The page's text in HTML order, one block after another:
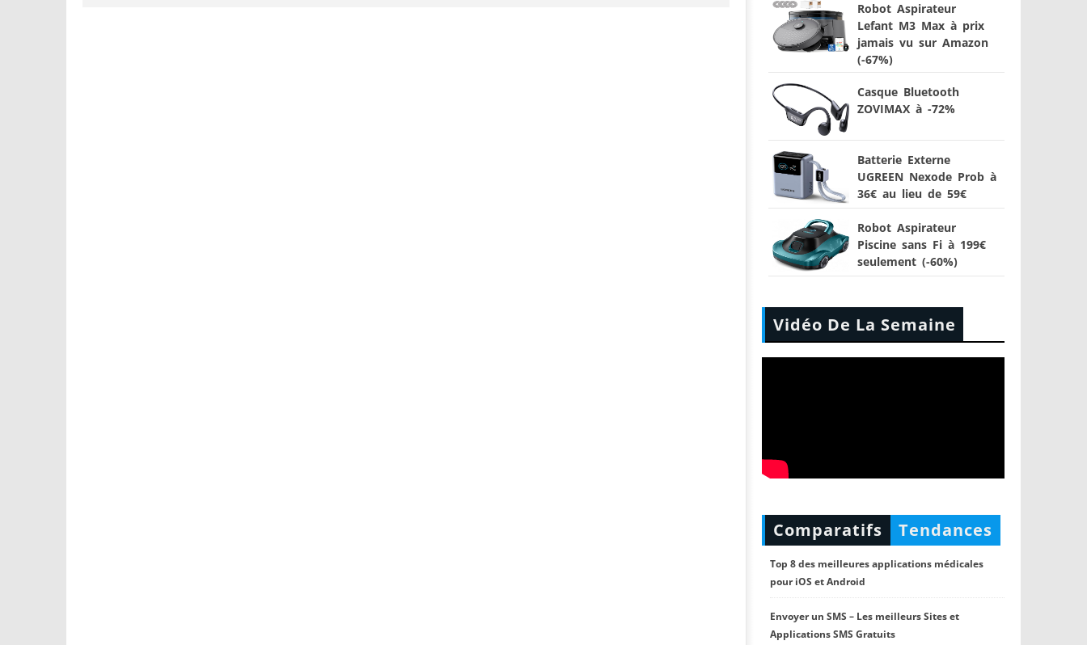
Robot Aspirateur
Lefant M3 Max à prix
jamais vu sur Amazon
(-67%)
Casque Bluetooth
ZOVIMAX à -72%
Batterie Externe
UGREEN Nexode Prob à
36€ au lieu de 59€
Robot Aspirateur
Piscine sans Fi à 199€
seulement (-60%)
Vidéo De La Semaine
Comparatifs Tendances
Top 8 des meilleures applications médicales
pour iOS et Android
Envoyer un SMS – Les meilleurs Sites et
Applications SMS Gratuits